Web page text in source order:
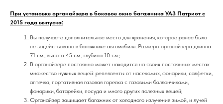
При установке органайзера в боковое окно багажника УАЗ Патриот с
2015 года выпуска:
Вы получаете дополнительное место для хранения, которое ранее было
не задействовано в багажнике автомобиля. Размеры органайзера длинна
71 см., высота 45 см., глубина 10 см.;
В органайзере постоянно может находится на своих постоянных местах
множество нужных вещей: репелленты от насекомых, фонарики, салфетки,
аптечка, портативная газовая горелка с газовыми баллончиками,
фонарики, батарейки, посуда и много других полезных вещей;
Органайзер защищает багажник от холодного излучения зимой, и лучей